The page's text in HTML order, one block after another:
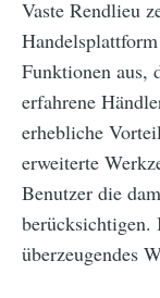
Vaste Rendlieu
Funktionen aus,
erfahrene
erhebliche
erweiterte
Benutzer die
berücksichtigen.
überzeugendes